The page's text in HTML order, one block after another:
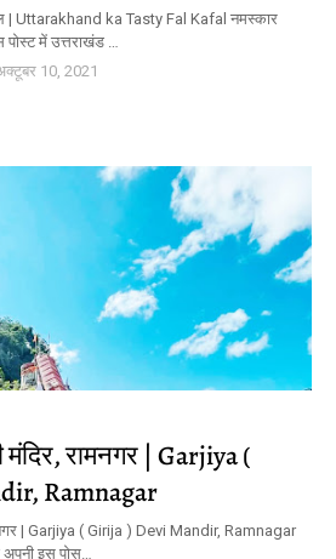
| Uttarakhand ka Tasty Fal Kafal नमस्कार
में उत्तराखंड …
10, 2021
मंदिर, रामनगर | Garjiya (
Ramnagar
| Garjiya ( Girija ) Devi Mandir, Ramnagar
इस पोस…